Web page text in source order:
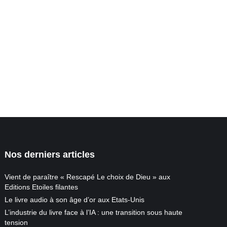
Nos derniers articles
Vient de paraître « Rescapé Le choix de Dieu » aux
Editions Etoiles filantes
Le livre audio à son âge d’or aux Etats-Unis
L’industrie du livre face à l’IA : une transition sous haute
tension